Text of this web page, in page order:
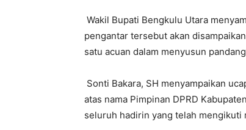
Wakil Bupati Bengkulu Utara
pengantar tersebut akan
satu acuan dalam menyusun
Sonti Bakara, SH menyampaikan
atas nama Pimpinan DPRD
seluruh hadirin yang telah mengikuti